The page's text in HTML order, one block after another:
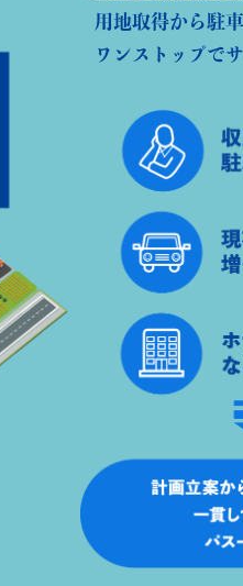
用地取得から駐
ワンストップで